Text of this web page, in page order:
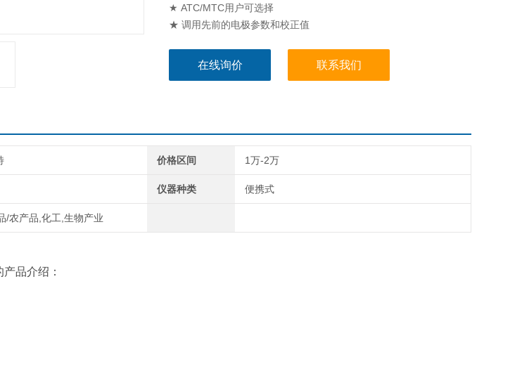
★ ATC/MTC用户可选择
★ 调用先前的电极参数和校正值
★ 自动关机、锁定功能、自诊断信息、Readay指示等功能常规：快
在线询价 联系我们
价格区间 1万-2万
仪器种类 便携式
/农产品,化工,生物产业
产品介绍：